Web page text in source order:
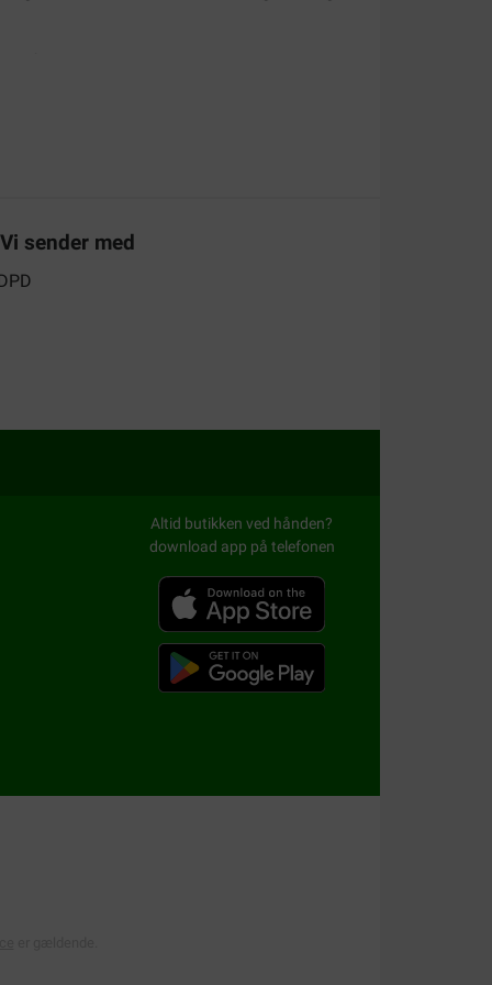
til dit kæledyr til de bedste priser!
Nedenfor finder du en oversigt over
Style Kyllingefiletmed ikke mindre end 51 %
med skinke
med velsmagende, sunde fisk. For
kræsne spisere vil ikke sige nej til det!
opvoksende katte. Det omfattende sortiment
samt lækkert kød i ét måltid. Sortimentet
den nyder den gode smag.
Vi sender med
Altid butikken ved hånden?
download app på telefonen